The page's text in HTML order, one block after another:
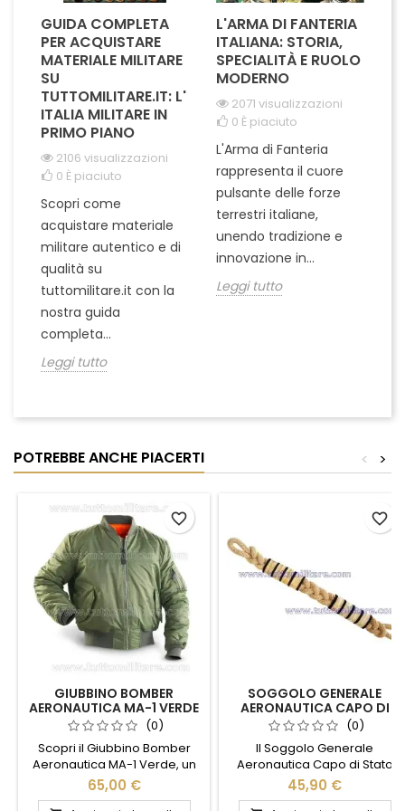
GUIDA COMPLETA
PER ACQUISTARE
MATERIALE MILITARE
SU
TUTTOMILITARE.IT: L'
ITALIA MILITARE IN
PRIMO PIANO
2106 visualizzazioni
0 È piaciuto
Scopri come
acquistare materiale
militare autentico e di
qualità su
tuttomilitare.it con la
nostra guida
completa...
Leggi tutto
L'ARMA DI FANTERIA
ITALIANA: STORIA,
SPECIALITÀ E RUOLO
MODERNO
2071 visualizzazioni
0 È piaciuto
L'Arma di Fanteria
rappresenta il cuore
pulsante delle forze
terrestri italiane,
unendo tradizione e
innovazione in...
Leggi tutto
POTREBBE ANCHE PIACERTI >
<
GIUBBINO BOMBER
AERONAUTICA MA-1 VERDE
(0)
Scopri il Giubbino Bomber
Aeronautica MA-1 Verde, un
capo iconico che unisce stile
e funzionalità. Realizzato con
65,00 €
favorite_border
SOGGOLO GENERALE
AERONAUTICA CAPO DI
STATO MAGGIORE
(0)
Il Soggolo Generale
Aeronautica Capo di Stato
Maggiore è un simbolo di
prestigio e autorità,
45,90 €
favorite_border